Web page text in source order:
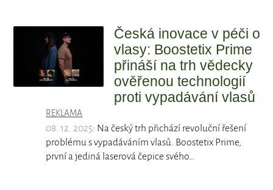
Česká inovace v péči o
vlasy: Boostetix Prime
přináší na trh vědecky
ověřenou technologií
proti vypadávání vlasů
REKLAMA
08. 12. 2025: Na český trh přichází revoluční řešení
problému s vypadáváním vlasů. Boostetix Prime,
první a jediná laserová čepice svého…